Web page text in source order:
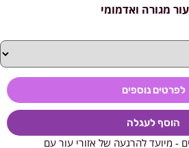
מגורה ואדמומי
לפרטים נוספים
הוסף לעגלה
- מיועד להרגעה של אזורי עור עם